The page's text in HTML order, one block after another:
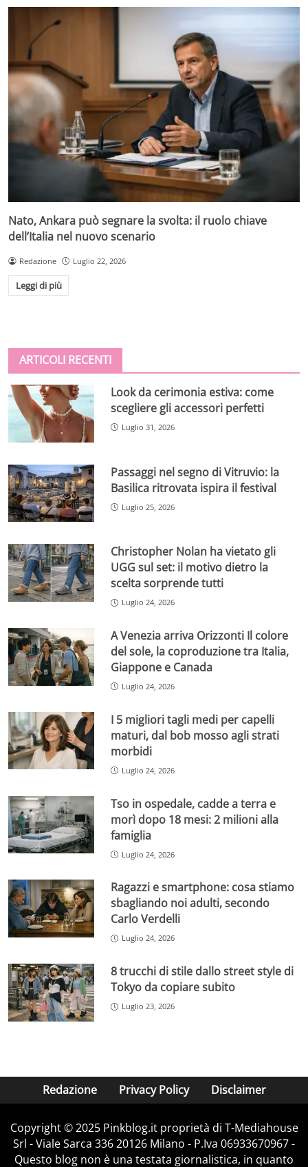
Nato, Ankara può segnare la svolta: il ruolo chiave
dell’Italia nel nuovo scenario
Redazione Luglio 22, 2026
Leggi di più
ARTICOLI RECENTI
Look da cerimonia estiva: come
scegliere gli accessori perfetti
Luglio 31, 2026
Passaggi nel segno di Vitruvio: la
Basilica ritrovata ispira il festival
Luglio 25, 2026
Christopher Nolan ha vietato gli
UGG sul set: il motivo dietro la
scelta sorprende tutti
Luglio 24, 2026
A Venezia arriva Orizzonti Il colore
del sole, la coproduzione tra Italia,
Giappone e Canada
Luglio 24, 2026
I 5 migliori tagli medi per capelli
maturi, dal bob mosso agli strati
morbidi
Luglio 24, 2026
Tso in ospedale, cadde a terra e
morì dopo 18 mesi: 2 milioni alla
famiglia
Luglio 24, 2026
Ragazzi e smartphone: cosa stiamo
sbagliando noi adulti, secondo
Carlo Verdelli
Luglio 24, 2026
8 trucchi di stile dallo street style di
Tokyo da copiare subito
Luglio 23, 2026
Redazione Privacy Policy Disclaimer
Copyright © 2025 Pinkblog.it proprietà di T-Mediahouse
Srl - Viale Sarca 336 20126 Milano - P.Iva 06933670967 -
Questo blog non è una testata giornalistica, in quanto